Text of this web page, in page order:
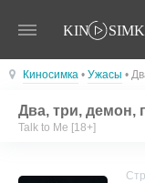
Киносимка • Ужасы •
Два, три, демон,
Talk to Me [18+]